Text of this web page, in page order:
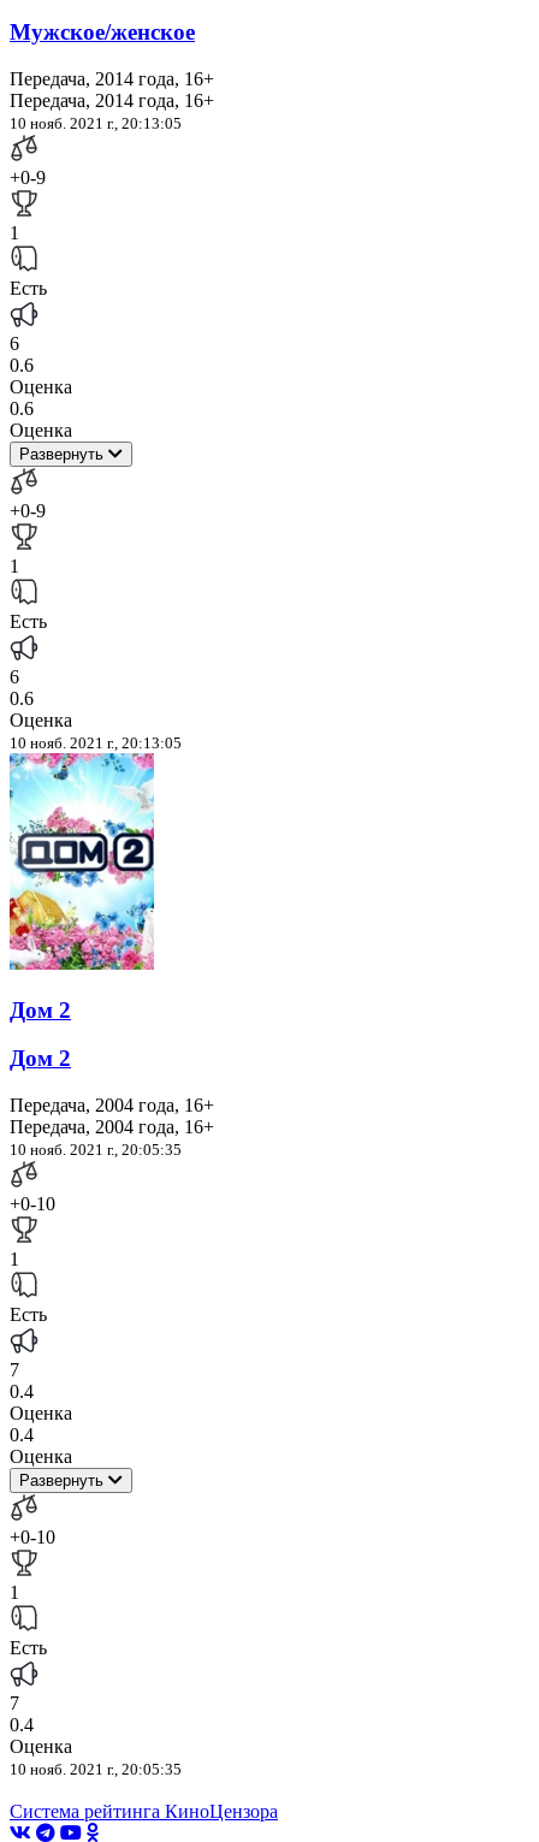
Мужское/женское
Передача, 2014 года, 16+
Передача, 2014 года, 16+
10 нояб. 2021 г., 20:13:05
+0-9
1
Есть
6
0.6
Оценка
0.6
Оценка
Развернуть
+0-9
1
Есть
6
0.6
Оценка
10 нояб. 2021 г., 20:13:05
Дом 2
Дом 2
Передача, 2004 года, 16+
Передача, 2004 года, 16+
10 нояб. 2021 г., 20:05:35
+0-10
1
Есть
7
0.4
Оценка
0.4
Оценка
Развернуть
+0-10
1
Есть
7
0.4
Оценка
10 нояб. 2021 г., 20:05:35
Система рейтинга КиноЦензора